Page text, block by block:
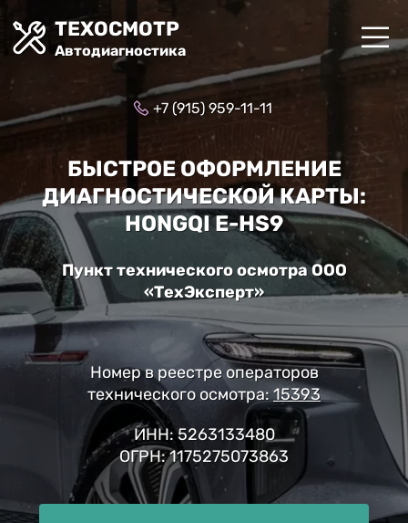
ТЕХОСМОТР
Автодиагностика
+7 (915) 959-11-11
БЫСТРОЕ ОФОРМЛЕНИЕ
ДИАГНОСТИЧЕСКОЙ КАРТЫ:
HONGQI E-HS9
Пункт технического осмотра ООО
«ТехЭксперт»
Номер в реестре операторов
технического осмотра:15393
ИНН: 5263133480
ОГРН: 1175275073863